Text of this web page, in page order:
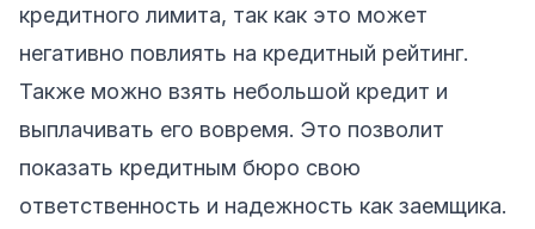
кредитного лимита, так как это может
негативно повлиять на кредитный рейтинг.
Также можно взять небольшой кредит и
выплачивать его вовремя. Это позволит
показать кредитным бюро свою
ответственность и надежность как заемщика.